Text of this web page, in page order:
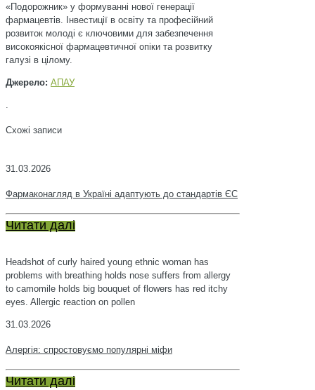
«Подорожник» у формуванні нової генерації
фармацевтів. Інвестиції в освіту та професійний
розвиток молоді є ключовими для забезпечення
високоякісної фармацевтичної опіки та розвитку
галузі в цілому.
Джерело: АПАУ
Схожі записи
31.03.2026
Фармаконагляд в Україні адаптують до стандартів ЄС
Читати далі
Headshot of curly haired young ethnic woman has
problems with breathing holds nose suffers from allergy
to camomile holds big bouquet of flowers has red itchy
eyes. Allergic reaction on pollen
31.03.2026
Алергія: спростовуємо популярні міфи
Читати далі